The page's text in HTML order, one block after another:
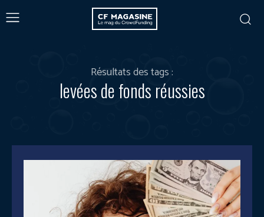
Résultats des tags :
levées de fonds réussies